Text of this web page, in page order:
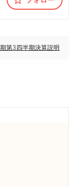
第3四半期決算説明